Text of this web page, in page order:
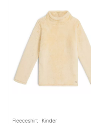
Fleeceshirt · Kinder